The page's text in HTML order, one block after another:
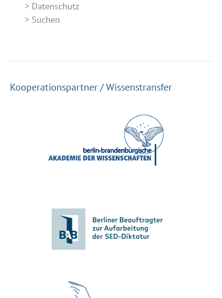
Datenschutz
Suchen
Kooperationspartner / Wissenstransfer